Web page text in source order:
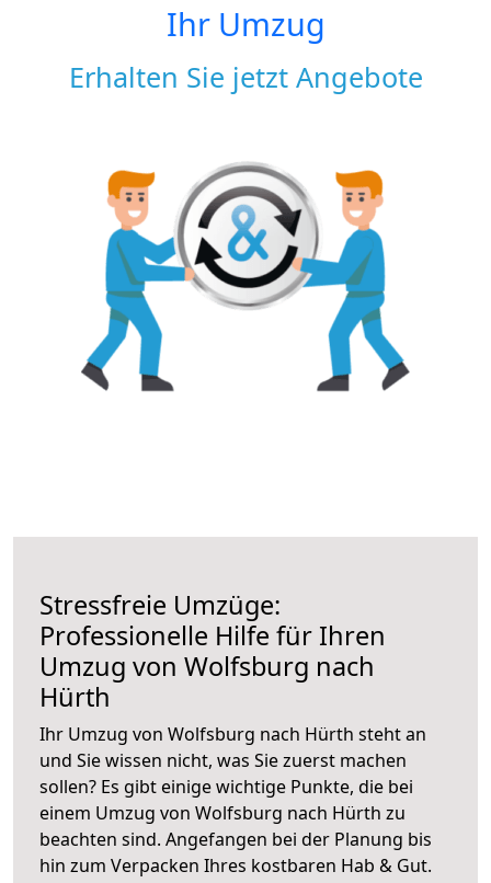
Ihr Umzug
Erhalten Sie jetzt Angebote
Stressfreie Umzüge:
Professionelle Hilfe für Ihren
Umzug von Wolfsburg nach
Hürth
Ihr Umzug von Wolfsburg nach Hürth steht an
und Sie wissen nicht, was Sie zuerst machen
sollen? Es gibt einige wichtige Punkte, die bei
einem Umzug von Wolfsburg nach Hürth zu
beachten sind. Angefangen bei der Planung bis
hin zum Verpacken Ihres kostbaren Hab & Gut.